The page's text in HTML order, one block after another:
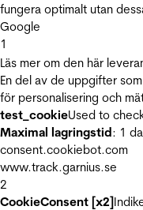
fungera optimalt utan
Google
1
Läs mer om den här
En del av de uppgifter
för personalisering och
test_cookieUsed to
Maximal lagringstid: 1
consent.cookiebot.com
www.track.garnius.se
2
CookieConsent [x2]